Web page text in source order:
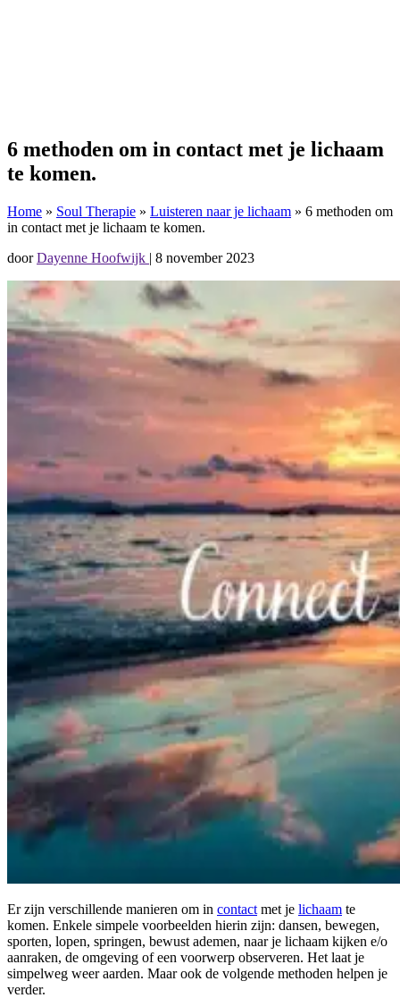
6 methoden om in contact met je lichaam
te komen.
Home » Soul Therapie » Luisteren naar je lichaam » 6 methoden om
in contact met je lichaam te komen.
doorDayenne Hoofwijk | 8 november 2023
Er zijn verschillende manieren om in contact met je lichaam te
komen. Enkele simpele voorbeelden hierin zijn: dansen, bewegen,
sporten, lopen, springen, bewust ademen, naar je lichaam kijken e/o
aanraken, de omgeving of een voorwerp observeren. Het laat je
simpelweg weer aarden. Maar ook de volgende methoden helpen je
verder.